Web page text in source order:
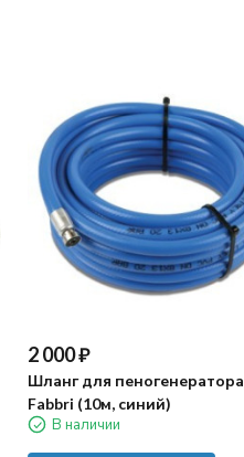
2 000₽
Шланг для пеногенератора
Fabbri (10м, синий)
В наличии